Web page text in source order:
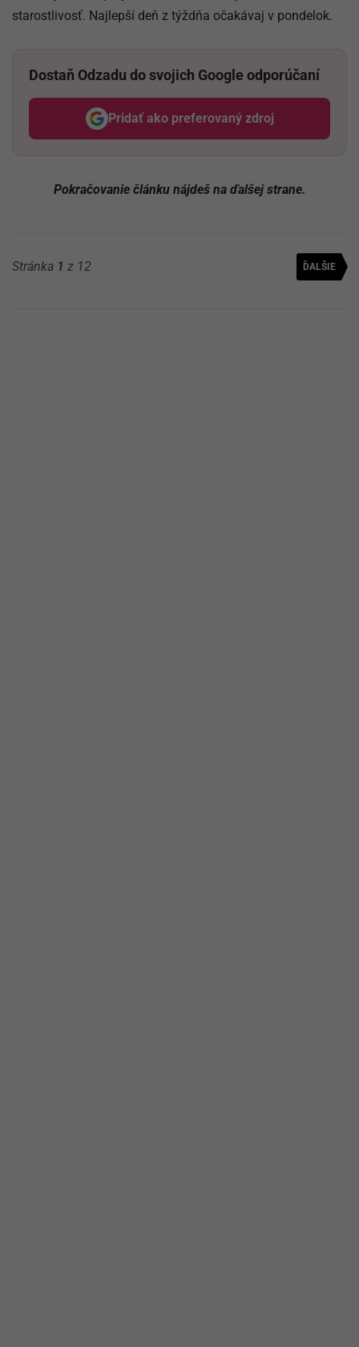
starostlivosť. Najlepší deň z týždňa očakávaj v pondelok.
Dostaň Odzadu do svojich Google odporúčaní
Pridať ako preferovaný zdroj
Odzadu, odkaz sa otvorí v
Pokračovanie článku nájdeš na ďalšej strane.
Stránka 1 z 12 ĎALŠIE